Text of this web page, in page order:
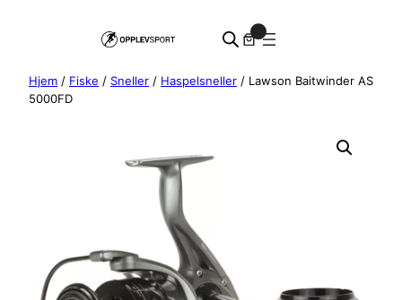
Hjem / Fiske / Sneller / Haspelsneller / Lawson Baitwinder AS
5000FD